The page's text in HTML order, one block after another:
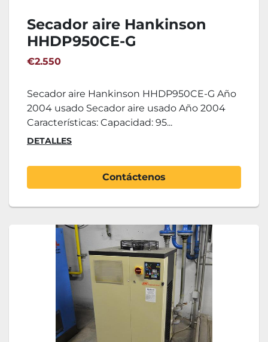
Secador aire Hankinson
HHDP950CE-G
€2.550
Secador aire Hankinson HHDP950CE-G Año
2004 usado Secador aire usado Año 2004
Características: Capacidad: 95...
DETALLES
Contáctenos